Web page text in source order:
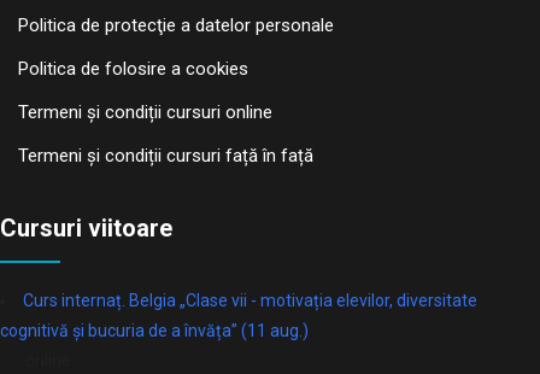
Politica de protecţie a datelor personale
Politica de folosire a cookies
Termeni și condiții cursuri online
Termeni și condiții cursuri față în față
Cursuri viitoare
Curs internaț. Belgia „Clase vii - motivația elevilor, diversitate
cognitivă și bucuria de a învăța” (11 aug.)